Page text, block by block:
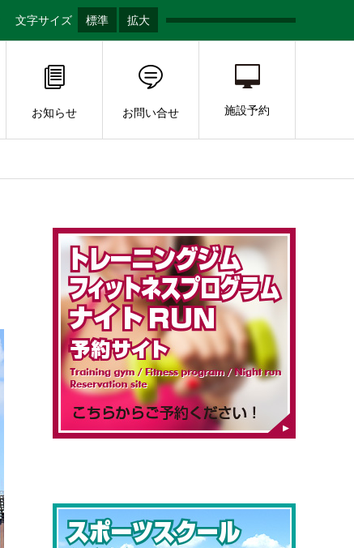
文字サイズ 標準 拡大
お知らせ お問い合せ 施設予約